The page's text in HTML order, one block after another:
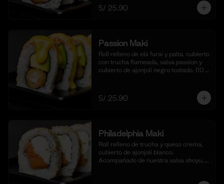
S/ 25.90
Passion Maki
Roll relleno de ebi furai y palta, cubierto
con trucha flameada, salsa passion y
cubierto de ajonjolí negro tostado. (10
S/ 25.90
Philadelphia Maki
Roll relleno de trucha y queso crema,
cubierto de ajonjolí blanco.
Acompañado de nuestra salsa shoyu,.